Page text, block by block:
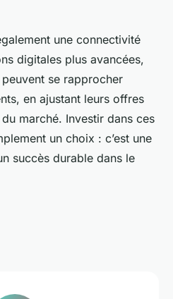
une connectivité
digitales plus avancées,
peuvent se rapprocher
en ajustant leurs offres
marché. Investir dans ces
un choix : c’est une
succès durable dans le